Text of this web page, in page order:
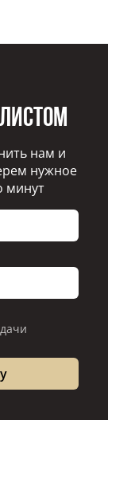
нам и
нужное
минут